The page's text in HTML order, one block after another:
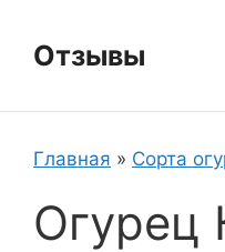
содержимому
Отзывы
Главная » Сорта
Огурец